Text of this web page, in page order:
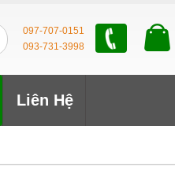
097-707-0151
093-731-3998
Liên Hệ